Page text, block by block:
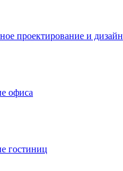
проектирование и дизайн
офиса
гостиниц